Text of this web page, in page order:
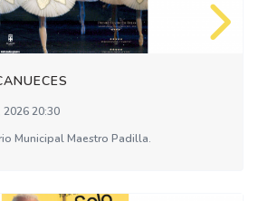
2026 20:30
Municipal Maestro Padilla.